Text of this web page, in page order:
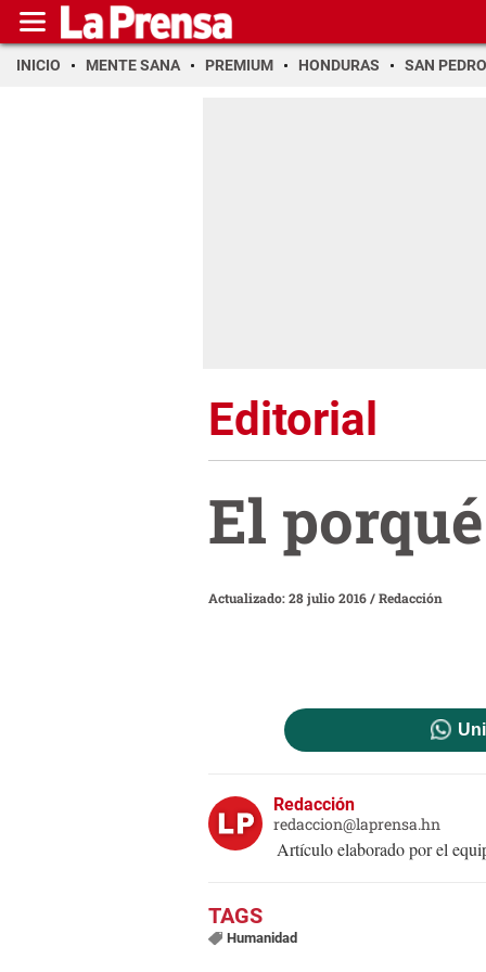
INICIO MENTE SANA PREMIUM HONDURAS SAN PEDRO
Editorial
El porqué
Actualizado: 28 julio 2016/Redacción
Redacción
redaccion@laprensa.hn
Artículo elaborado por el
Humanidad